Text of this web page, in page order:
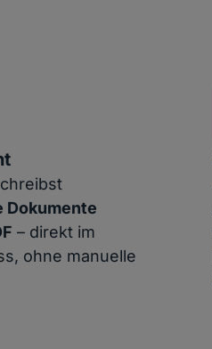
Dokumente
– direkt im
ohne manuelle